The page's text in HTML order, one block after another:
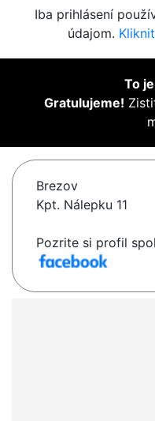
Iba prihlásení
údajom.
To
Gratulujeme!
Brezov
Kpt. Nálepku 11
Pozrite si profil